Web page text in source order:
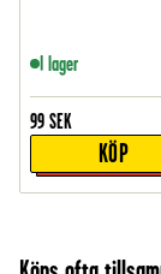
I lager
99 SEK
KÖP